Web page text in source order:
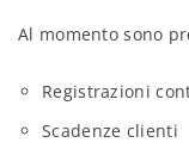
Al momento sono
Registrazioni
Scadenze clienti